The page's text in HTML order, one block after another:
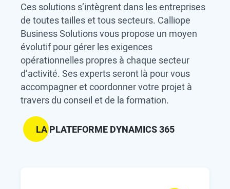
Ces solutions s’intègrent dans les entreprises
de toutes tailles et tous secteurs. Calliope
Business Solutions vous propose un moyen
évolutif pour gérer les exigences
opérationnelles propres à chaque secteur
d’activité. Ses experts seront là pour vous
accompagner et coordonner votre projet à
travers du conseil et de la formation.
LA PLATEFORME DYNAMICS 365